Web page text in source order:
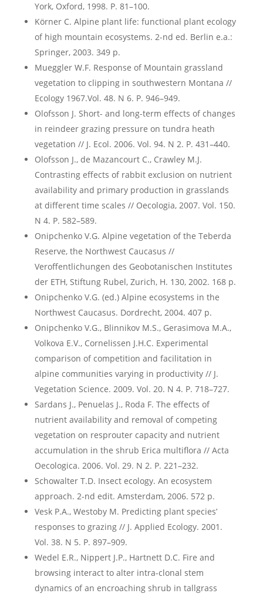
York, Oxford, 1998. P. 81–100.
Körner C. Alpine plant life: functional plant ecology
of high mountain ecosystems. 2-nd ed. Berlin e.a.:
Springer, 2003. 349 p.
Mueggler W.F. Response of Mountain grassland
vegetation to clipping in southwestern Montana //
Ecology 1967.Vol. 48. N 6. P. 946–949.
Olofsson J. Short- and long-term effects of changes
in reindeer grazing pressure on tundra heath
vegetation // J. Ecol. 2006. Vol. 94. N 2. P. 431–440.
Olofsson J., de Mazancourt C., Crawley M.J.
Contrasting effects of rabbit exclusion on nutrient
availability and primary production in grasslands
at different time scales // Oecologia, 2007. Vol. 150.
N 4. P. 582–589.
Onipchenko V.G. Alpine vegetation of the Teberda
Reserve, the Northwest Caucasus //
Veroffentlichungen des Geobotanischen Institutes
der ETH, Stiftung Rubel, Zurich, H. 130, 2002. 168 p.
Оnipchenko V.G. (ed.) Alpine ecosystems in the
Northwest Caucasus. Dordrecht, 2004. 407 p.
Onipchenko V.G., Blinnikov M.S., Gerasimova M.A.,
Volkova E.V., Cornelissen J.H.C. Experimental
comparison of competition and facilitation in
alpine communities varying in productivity // J.
Vegetation Science. 2009. Vol. 20. N 4. P. 718–727.
Sardans J., Penuelas J., Roda F. The effects of
nutrient availability and removal of competing
vegetation on resprouter capacity and nutrient
accumulation in the shrub Erica multiflora // Acta
Oecologica. 2006. Vol. 29. N 2. P. 221–232.
Schowalter T.D. Insect ecology. An ecosystem
approach. 2-nd edit. Amsterdam, 2006. 572 p.
Vesk P.A., Westoby M. Predicting plant species’
responses to grazing // J. Applied Ecology. 2001.
Vol. 38. N 5. P. 897–909.
Wedel E.R., Nippert J.P., Hartnett D.C. Fire and
browsing interact to alter intra-clonal stem
dynamics of an encroaching shrub in tallgrass